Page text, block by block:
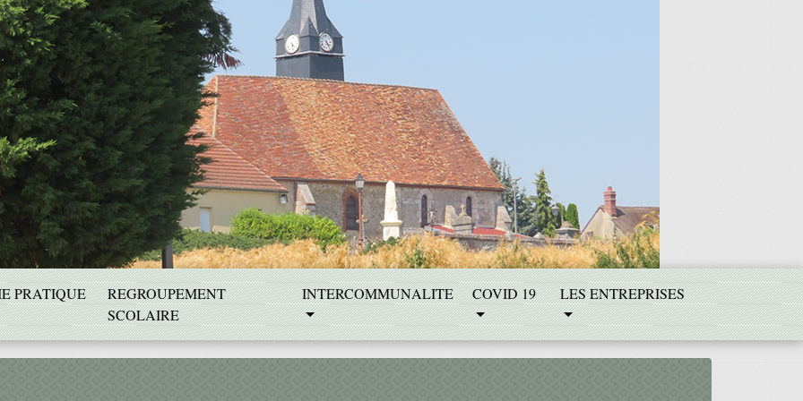
PRATIQUE
REGROUPEMENT
SCOLAIRE
INTERCOMMUNALITE COVID 19 LES ENTREPRISES